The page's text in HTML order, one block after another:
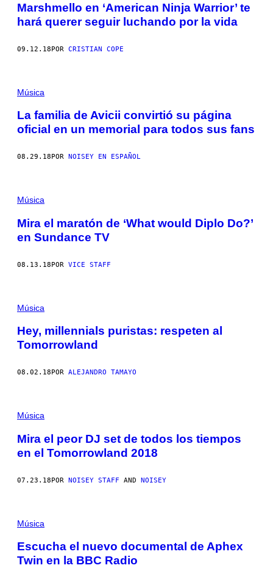
Marshmello en ‘American Ninja Warrior’ te
hará querer seguir luchando por la vida
09.12.18POR CRISTIAN COPE
Música
La familia de Avicii convirtió su página
oficial en un memorial para todos sus fans
08.29.18 POR NOISEY EN ESPAÑOL
Música
Mira el maratón de ‘What would Diplo Do?’
en Sundance TV
08.13.18POR VICE STAFF
Música
Hey, millennials puristas: respeten al
Tomorrowland
08.02.18 POR ALEJANDRO TAMAYO
Música
Mira el peor DJ set de todos los tiempos
en el Tomorrowland 2018
07.23.18POR NOISEY STAFF AND NOISEY
Música
Escucha el nuevo documental de Aphex
Twin en la BBC Radio